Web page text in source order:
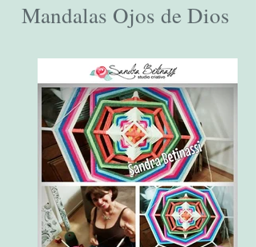
Mandalas Ojos de Dios
Mandalas